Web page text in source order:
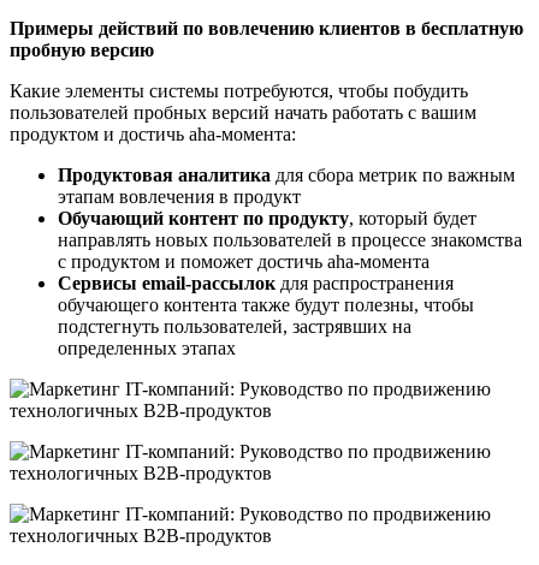
Примеры действий по вовлечению клиентов в бесплатную
пробную версию
Какие элементы системы потребуются, чтобы побудить
пользователей пробных версий начать работать с вашим
продуктом и достичь aha-момента:
Продуктовая аналитика для сбора метрик по важным
этапам вовлечения в продукт
Обучающий контент по продукту, который будет
направлять новых пользователей в процессе знакомства
с продуктом и поможет достичь aha-момента
Сервисы email-рассылокдля распространения
обучающего контента также будут полезны, чтобы
подстегнуть пользователей, застрявших на
определенных этапах